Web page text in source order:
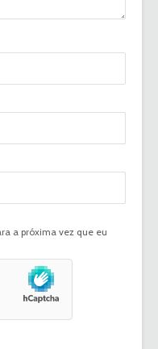
a próxima vez que eu